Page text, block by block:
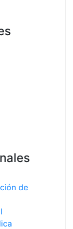
de